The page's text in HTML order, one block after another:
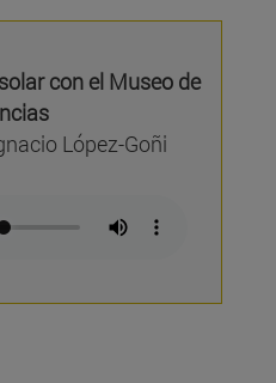
con el Museo de
López-Goñi